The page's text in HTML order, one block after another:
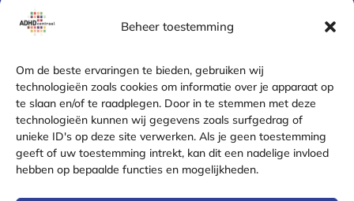
Beheer toestemming
Om de beste ervaringen te bieden, gebruiken wij
technologieën zoals cookies om informatie over je apparaat op
te slaan en/of te raadplegen. Door in te stemmen met deze
technologieën kunnen wij gegevens zoals surfgedrag of
unieke ID's op deze site verwerken. Als je geen toestemming
geeft of uw toestemming intrekt, kan dit een nadelige invloed
hebben op bepaalde functies en mogelijkheden.
Algemene voorwaarden
Disclaimer
Cookie policy (EU)
Privacyverklaring
Klachtenregeling